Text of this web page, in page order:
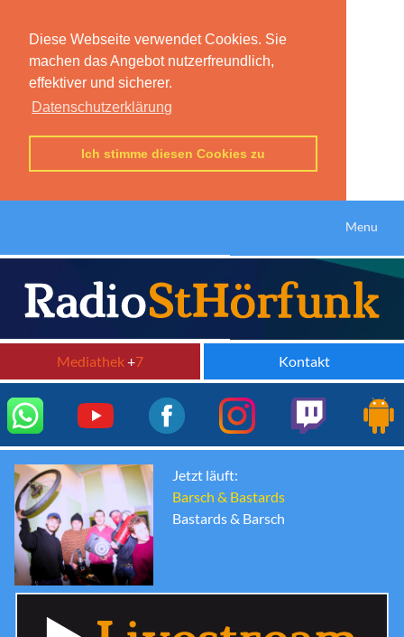
Diese Webseite verwendet Cookies. Sie
machen das Angebot nutzerfreundlich,
effektiver und sicherer.
Datenschutzerklärung
Ich stimme diesen Cookies zu
Menu
Mediathek+7 Kontakt
Jetzt läuft:
Barsch & Bastards
Bastards & Barsch